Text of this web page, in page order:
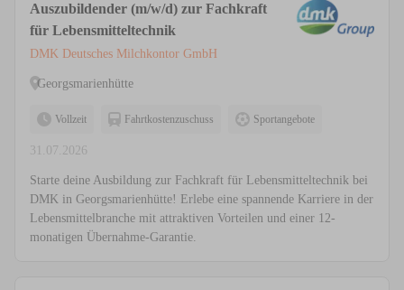
Auszubildender (m/w/d) zur Fachkraft
für Lebensmitteltechnik
DMK Deutsches Milchkontor GmbH
Georgsmarienhütte
Vollzeit Fahrtkostenzuschuss Sportangebote
31.07.2026
Starte deine Ausbildung zur Fachkraft für Lebensmitteltechnik bei
DMK in Georgsmarienhütte! Erlebe eine spannende Karriere in der
Lebensmittelbranche mit attraktiven Vorteilen und einer 12-
monatigen Übernahme-Garantie.